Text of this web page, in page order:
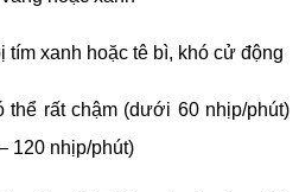
xanh hoặc tê bì, khó cử động
rất chậm (dưới 60 nhịp/phút)
120 nhịp/phút)